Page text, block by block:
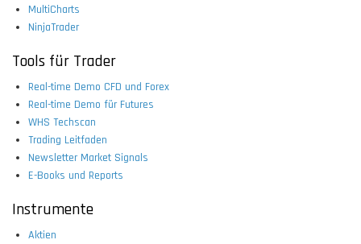
MultiCharts
NinjaTrader
Tools für Trader
Real-time Demo CFD und Forex
Real-time Demo für Futures
WHS Techscan
Trading Leitfaden
Newsletter Market Signals
E-Books und Reports
Instrumente
Aktien